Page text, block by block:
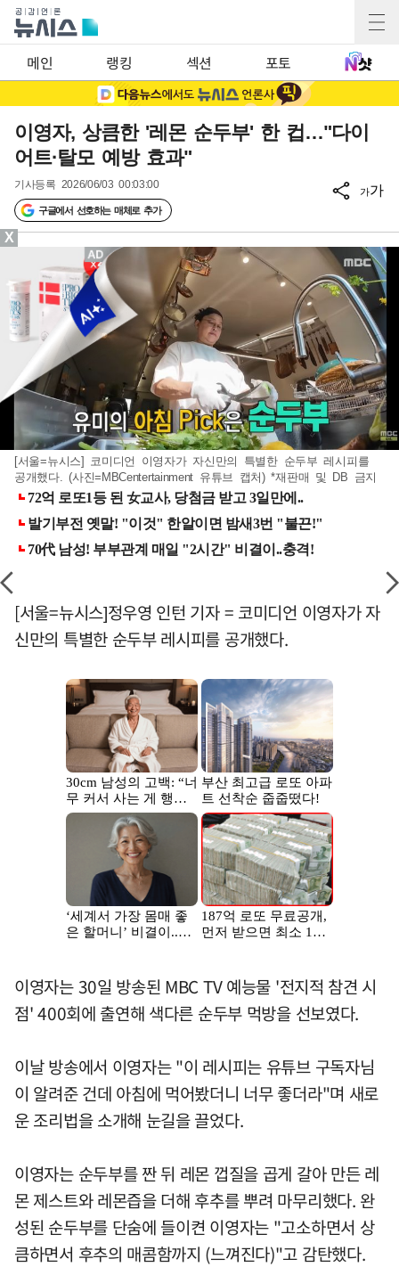
메인 랭킹 섹션 포토
이영자, 상큼한 '레몬 순두부' 한 컵…"다이
어트·탈모 예방 효과"
기사등록 2026/06/03 00:03:00
구글에서 선호하는 매체로 추가
가가
[서울=뉴시스] 코미디언 이영자가 자신만의 특별한 순두부 레시피를
공개했다. (사진=MBCentertainment 유튜브 캡처) *재판매 및 DB 금지
[서울=뉴시스]정우영 인턴 기자 = 코미디언 이영자가 자
신만의 특별한 순두부 레시피를 공개했다.
이영자는 30일 방송된 MBC TV 예능물 '전지적 참견 시
점' 400회에 출연해 색다른 순두부 먹방을 선보였다.
이날 방송에서 이영자는 "이 레시피는 유튜브 구독자님
이 알려준 건데 아침에 먹어봤더니 너무 좋더라"며 새로
운 조리법을 소개해 눈길을 끌었다.
이영자는 순두부를 짠 뒤 레몬 껍질을 곱게 갈아 만든 레
몬 제스트와 레몬즙을 더해 후추를 뿌려 마무리했다. 완
성된 순두부를 단숨에 들이켠 이영자는 "고소하면서 상
큼하면서 후추의 매콤함까지 (느껴진다)"고 감탄했다.
X